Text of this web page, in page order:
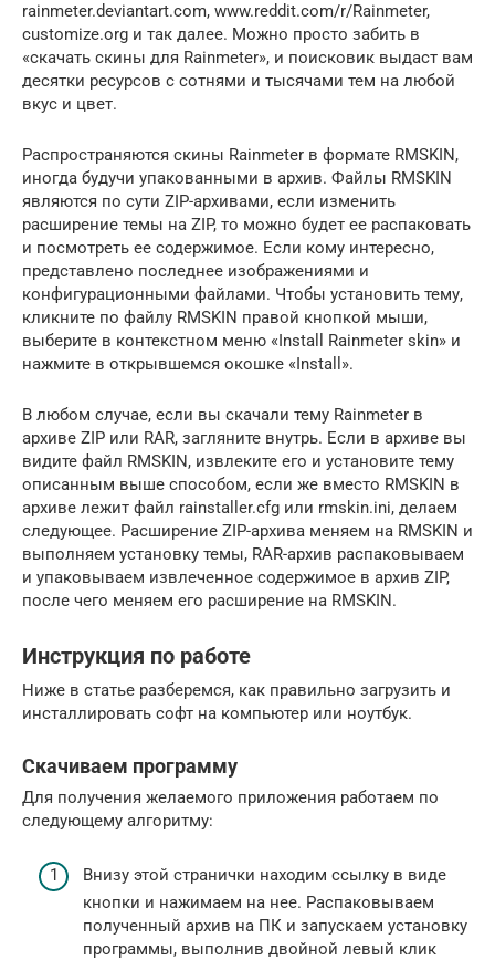
rainmeter.deviantart.com, www.reddit.com/r/Rainmeter,
customize.org и так далее. Можно просто забить в
«скачать скины для Rainmeter», и поисковик выдаст вам
десятки ресурсов с сотнями и тысячами тем на любой
вкус и цвет.
Распространяются скины Rainmeter в формате RMSKIN,
иногда будучи упакованными в архив. Файлы RMSKIN
являются по сути ZIP-архивами, если изменить
расширение темы на ZIP, то можно будет ее распаковать
и посмотреть ее содержимое. Если кому интересно,
представлено последнее изображениями и
конфигурационными файлами. Чтобы установить тему,
кликните по файлу RMSKIN правой кнопкой мыши,
выберите в контекстном меню «Install Rainmeter skin» и
нажмите в открывшемся окошке «Install».
В любом случае, если вы скачали тему Rainmeter в
архиве ZIP или RAR, загляните внутрь. Если в архиве вы
видите файл RMSKIN, извлеките его и установите тему
описанным выше способом, если же вместо RMSKIN в
архиве лежит файл rainstaller.cfg или rmskin.ini, делаем
следующее. Расширение ZIP-архива меняем на RMSKIN и
выполняем установку темы, RAR-архив распаковываем
и упаковываем извлеченное содержимое в архив ZIP,
после чего меняем его расширение на RMSKIN.
Инструкция по работе
Ниже в статье разберемся, как правильно загрузить и
инсталлировать софт на компьютер или ноутбук.
Скачиваем программу
Для получения желаемого приложения работаем по
следующему алгоритму:
Внизу этой странички находим ссылку в виде
кнопки и нажимаем на нее. Распаковываем
полученный архив на ПК и запускаем установку
программы, выполнив двойной левый клик